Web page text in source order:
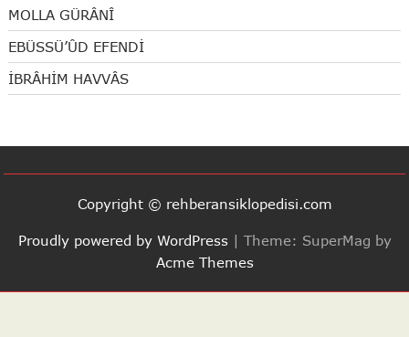
MOLLA GÜRÂNÎ
EBÜSSÜ’ÛD EFENDİ
İBRÂHİM HAVVÂS
Copyright © rehberansiklopedisi.com
Proudly powered by WordPress | Theme: SuperMag by
Acme Themes